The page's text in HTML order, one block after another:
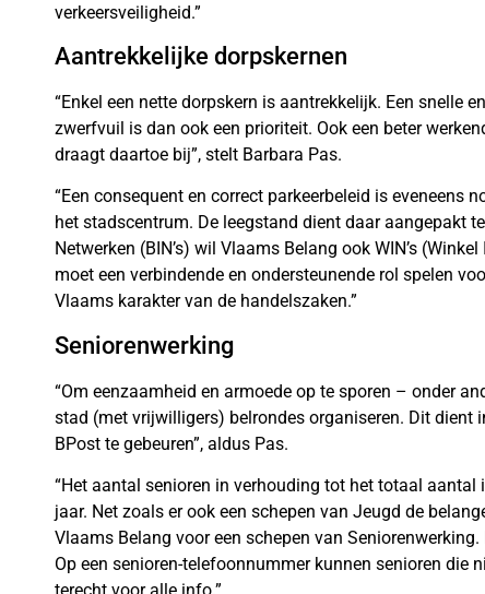
verkeersveiligheid.”
Aantrekkelijke dorpskernen
“Enkel een nette dorpskern is aantrekkelijk. Een snelle
zwerfvuil is dan ook een prioriteit. Ook een beter
draagt daartoe bij”, stelt Barbara Pas.
“Een consequent en correct parkeerbeleid is eveneens
het stadscentrum. De leegstand dient daar aangepakt
Netwerken (BIN’s) wil Vlaams Belang ook WIN’s
moet een verbindende en ondersteunende rol spelen
Vlaams karakter van de handelszaken.”
Seniorenwerking
“Om eenzaamheid en armoede op te sporen – onder
stad (met vrijwilligers) belrondes organiseren. Dit dient
BPost te gebeuren”, aldus Pas.
“Het aantal senioren in verhouding tot het totaal
jaar. Net zoals er ook een schepen van Jeugd de
Vlaams Belang voor een schepen van
Op een senioren-telefoonnummer kunnen senioren die